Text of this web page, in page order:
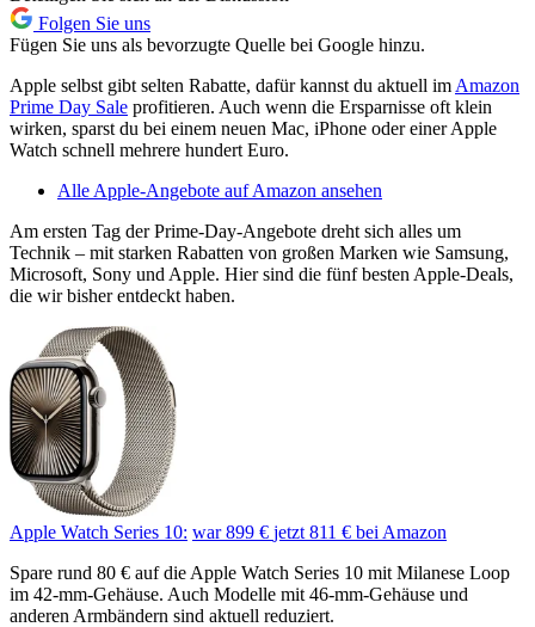
Folgen Sie uns
Fügen Sie uns als bevorzugte Quelle bei Google hinzu.
Apple selbst gibt selten Rabatte, dafür kannst du aktuell im Amazon
Prime Day Sale profitieren. Auch wenn die Ersparnisse oft klein
wirken, sparst du bei einem neuen Mac, iPhone oder einer Apple
Watch schnell mehrere hundert Euro.
Alle Apple-Angebote auf Amazon ansehen
Am ersten Tag der Prime-Day-Angebote dreht sich alles um
Technik – mit starken Rabatten von großen Marken wie Samsung,
Microsoft, Sony und Apple. Hier sind die fünf besten Apple-Deals,
die wir bisher entdeckt haben.
Apple Watch Series 10: war 899 € jetzt 811 € bei Amazon
Spare rund 80 € auf die Apple Watch Series 10 mit Milanese Loop
im 42-mm-Gehäuse. Auch Modelle mit 46-mm-Gehäuse und
anderen Armbändern sind aktuell reduziert.